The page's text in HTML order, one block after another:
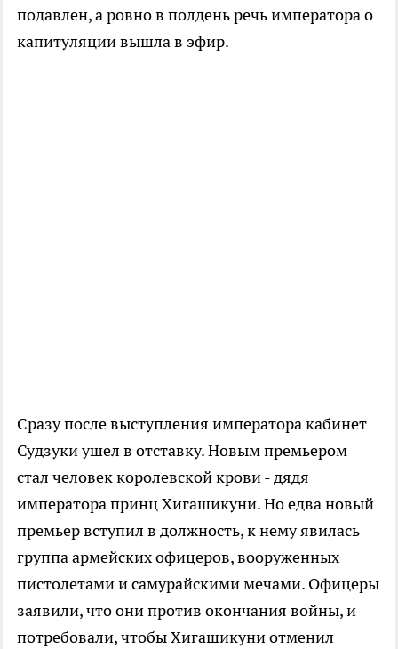
подавлен, а ровно в полдень речь императора о
капитуляции вышла в эфир.
Сразу после выступления императора кабинет
Судзуки ушел в отставку. Новым премьером
стал человек королевской крови - дядя
императора принц Хигашикуни. Но едва новый
премьер вступил в должность, к нему явилась
группа армейских офицеров, вооруженных
пистолетами и самурайскими мечами. Офицеры
заявили, что они против окончания войны, и
потребовали, чтобы Хигашикуни отменил